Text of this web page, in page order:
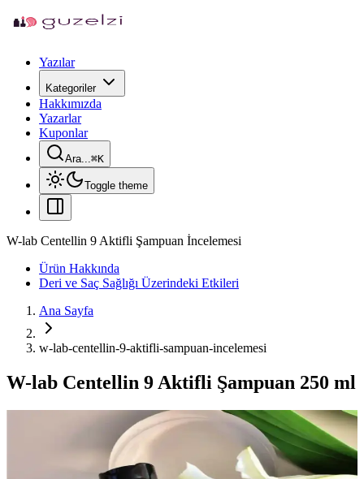
Yazılar
Kategoriler
Hakkımızda
Yazarlar
Kuponlar
Ara...⌘K
Toggle theme
W-lab Centellin 9 Aktifli Şampuan İncelemesi
Ürün Hakkında
Deri ve Saç Sağlığı Üzerindeki Etkileri
Ana Sayfa
w-lab-centellin-9-aktifli-sampuan-incelemesi
W-lab Centellin 9 Aktifli Şampuan 250 ml